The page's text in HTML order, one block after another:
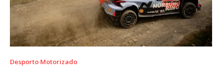
Desporto Motorizado